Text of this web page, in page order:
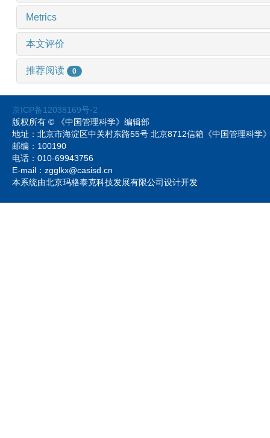
Metrics
本文评价
推荐阅读 0
京ICP备12038169号-2
版权所有 © 《中国管理科学》编辑部
地址：北京市海淀区中关村东路55号 北京8712信箱《中国管理科
邮编：100190
电话：010-69943756
E-mail：zgglkx@casisd.cn
本系统由北京玛格泰克科技发展有限公司设计开发